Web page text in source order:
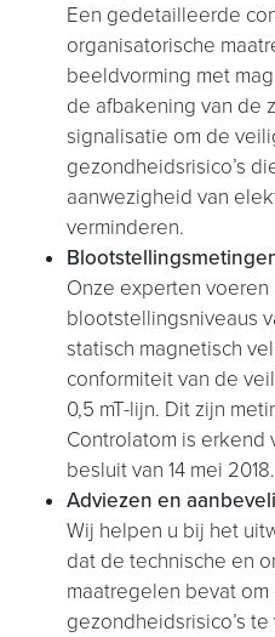
Een gedetailleerde
organisatorische
beeldvorming met
de afbakening van de
signalisatie om de
gezondheidsrisico’s
aanwezigheid van
verminderen.
Onze experten
blootstellingsniveaus
statisch magnetisch
conformiteit van de
0,5 mT-lijn. Dit zijn
Controlatom is erkend
besluit van 14 mei 2018.
Adviezen en
Wij helpen u bij het
dat de technische en
maatregelen bevat
gezondheidsrisico’s